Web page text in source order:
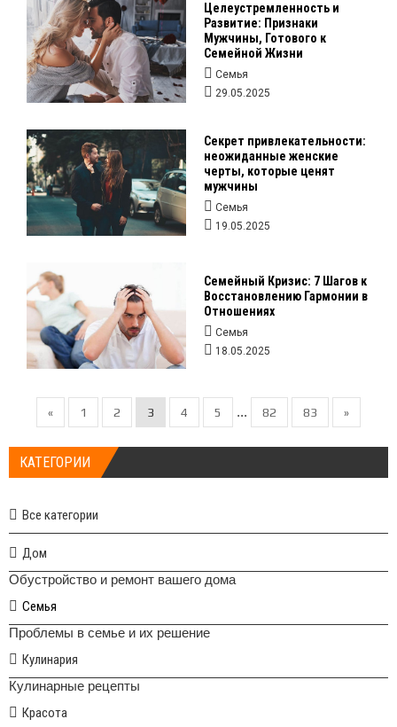
Целеустремленность и
Развитие: Признаки
Мужчины, Готового к
Семейной Жизни
Семья
29.05.2025
Секрет привлекательности:
неожиданные женские
черты, которые ценят
мужчины
Семья
19.05.2025
Семейный Кризис: 7 Шагов к
Восстановлению Гармонии в
Отношениях
Семья
18.05.2025
« 1 2 3 4 5 ... 82 83 »
КАТЕГОРИИ
Все категории
Дом
Обустройство и ремонт вашего дома
Семья
Проблемы в семье и их решение
Кулинария
Кулинарные рецепты
Красота